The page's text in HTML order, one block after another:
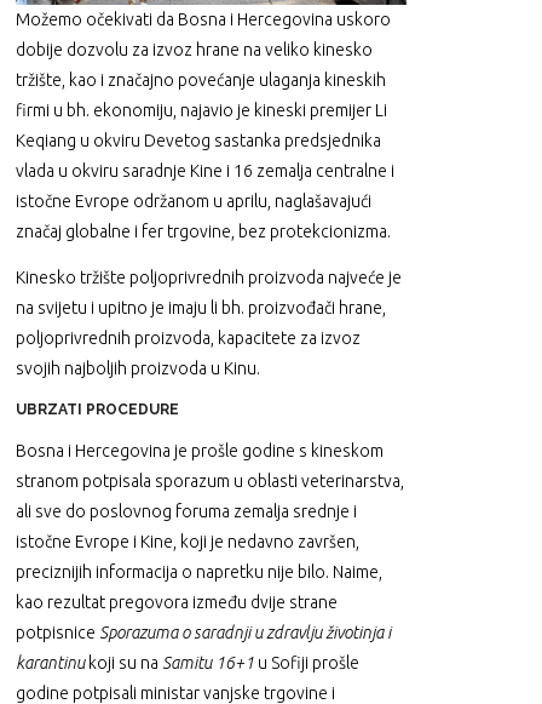
Možemo očekivati da Bosna i Hercegovina uskoro
dobije dozvolu za izvoz hrane na veliko kinesko
tržište, kao i značajno povećanje ulaganja kineskih
firmi u bh. ekonomiju, najavio je kineski premijer Li
Keqiang u okviru Devetog sastanka predsjednika
vlada u okviru saradnje Kine i 16 zemalja centralne i
istočne Evrope održanom u aprilu, naglašavajući
značaj globalne i fer trgovine, bez protekcionizma.
Kinesko tržište poljoprivrednih proizvoda najveće je
na svijetu i upitno je imaju li bh. proizvođači hrane,
poljoprivrednih proizvoda, kapacitete za izvoz
svojih najboljih proizvoda u Kinu.
UBRZATI PROCEDURE
Bosna i Hercegovina je prošle godine s kineskom
stranom potpisala sporazum u oblasti veterinarstva,
ali sve do poslovnog foruma zemalja srednje i
istočne Evrope i Kine, koji je nedavno završen,
preciznijih informacija o napretku nije bilo. Naime,
kao rezultat pregovora između dvije strane
potpisnice Sporazuma o saradnji u zdravlju životinja i
karantinukoji su na Samitu 16+1 u Sofiji prošle
godine potpisali ministar vanjske trgovine i